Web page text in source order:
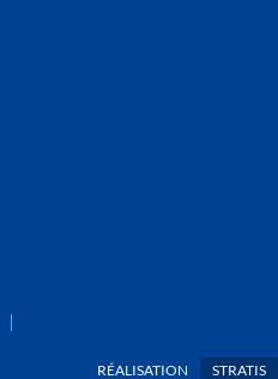
RÉALISATION STRATIS